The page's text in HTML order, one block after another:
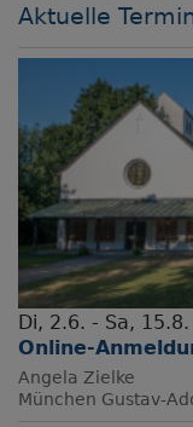
Aktuelle
Di, 2.6. - Sa,
Online-
Angela Zielke
München Gustav-